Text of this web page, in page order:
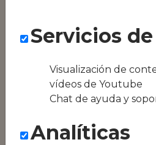
Panel de control
Compatible con
equipos híbridos
Conseguimos la
zona, como podría
Servicios
Visualización de
vídeos de Youtube
Chat de ayuda y
Analíticas